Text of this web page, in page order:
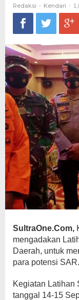
Redaksi - Kendari -
SultraOne.Com,
mengadakan
Daerah, untuk
para potensi
Kegiatan Latihan
tanggal 14-15